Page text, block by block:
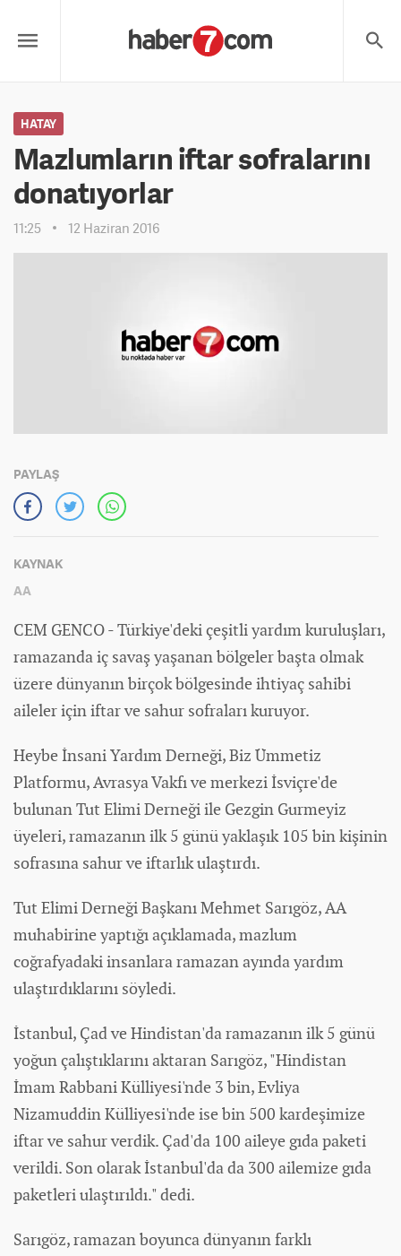
HATAY
Mazlumların iftar sofralarını
donatıyorlar
11:25 12 Haziran 2016
PAYLAŞ
KAYNAK
AA
CEM GENCO - Türkiye'deki çeşitli yardım kuruluşları,
ramazanda iç savaş yaşanan bölgeler başta olmak
üzere dünyanın birçok bölgesinde ihtiyaç sahibi
aileler için iftar ve sahur sofraları kuruyor.
Heybe İnsani Yardım Derneği, Biz Ümmetiz
Platformu, Avrasya Vakfı ve merkezi İsviçre'de
bulunan Tut Elimi Derneği ile Gezgin Gurmeyiz
üyeleri, ramazanın ilk 5 günü yaklaşık 105 bin kişinin
sofrasına sahur ve iftarlık ulaştırdı.
Tut Elimi Derneği Başkanı Mehmet Sarıgöz, AA
muhabirine yaptığı açıklamada, mazlum
coğrafyadaki insanlara ramazan ayında yardım
ulaştırdıklarını söyledi.
İstanbul, Çad ve Hindistan'da ramazanın ilk 5 günü
yoğun çalıştıklarını aktaran Sarıgöz, "Hindistan
İmam Rabbani Külliyesi'nde 3 bin, Evliya
Nizamuddin Külliyesi'nde ise bin 500 kardeşimize
iftar ve sahur verdik. Çad'da 100 aileye gıda paketi
verildi. Son olarak İstanbul'da da 300 ailemize gıda
paketleri ulaştırıldı." dedi.
Sarıgöz, ramazan boyuncadünyanın farklı